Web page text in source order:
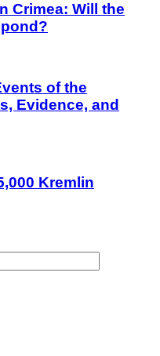
Crimea: Will the
of the
Evidence, and
Kremlin